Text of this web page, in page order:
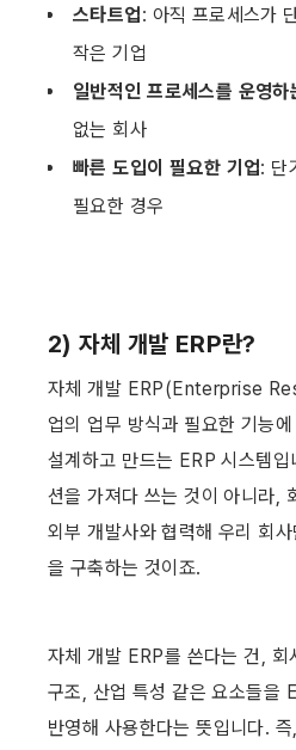
스타트업: 아직 프로세스가
작은 기업
일반적인 프로세스를 운영하
없는 회사
빠른 도입이 필요한 기업: 단
필요한 경우
2) 자체 개발 ERP란?
자체 개발 ERP(Enterprise
업의 업무 방식과 필요한 기능
설계하고 만드는 ERP 시스템
션을 가져다 쓰는 것이 아니라,
외부 개발사와 협력해 우리 회
을 구축하는 것이죠.
자체 개발 ERP를 쓴다는 건, 회
구조, 산업 특성 같은 요소들을
반영해 사용한다는 뜻입니다.